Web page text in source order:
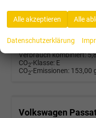
17.10.2025
45.472,– €
incl. 19% MwSt.
Verbrauch kombiniert:
CO2-Klasse: E
CO2-Emissionen: 153,00
Volkswagen
Alle akzeptieren Alle
Datenschutzerklärung